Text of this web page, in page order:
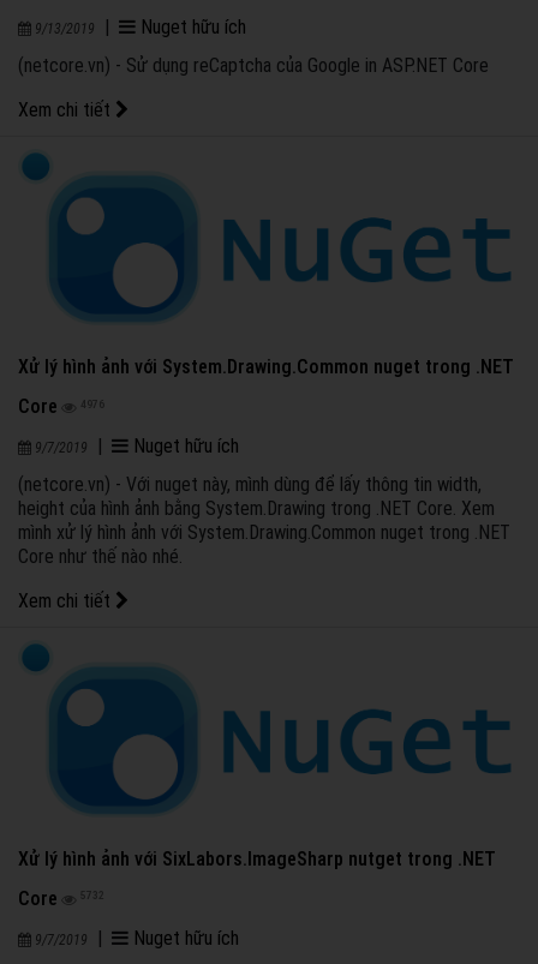
9/13/2019 |
Nuget hữu ích
(netcore.vn) - Sử dụng reCaptcha của Google in ASP.NET Core
Xem chi tiết
Xử lý hình ảnh với System.Drawing.Common nuget trong .NET
Core
4976
9/7/2019
Nuget hữu ích
(netcore.vn) - Với nuget này, mình dùng để lấy thông tin width,
height của hình ảnh bằng System.Drawing trong .NET Core. Xem
mình xử lý hình ảnh với System.Drawing.Common nuget trong .NET
Core như thế nào nhé.
Xem chi tiết
Xử lý hình ảnh với SixLabors.ImageSharp nutget trong .NET
Core
5732
9/7/2019
Nuget hữu ích